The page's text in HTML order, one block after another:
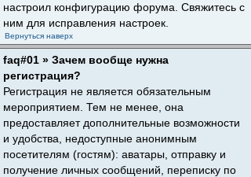
настроил конфигурацию форума. Свяжитесь с
ним для исправления настроек.
Вернуться наверх
faq#01 » Зачем вообще нужна
регистрация?
Регистрация не является обязательным
мероприятием. Тем не менее, она
предоставляет дополнительные возможности
и удобства, недоступные анонимным
посетителям (гостям): аватары, отправку и
получение личных сообщений, переписку по